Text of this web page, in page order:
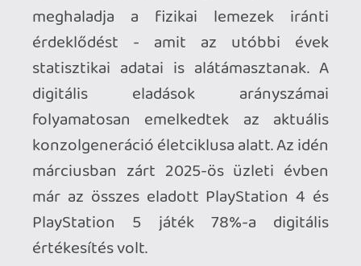
jelentkezned!
1 / 2
Stadia HUN 2026.07.04 10:04:40 #213vj
Nagy flexem, hogy anno a Hegyvidéken az
én utánajárásomnak / baszogatásomnak